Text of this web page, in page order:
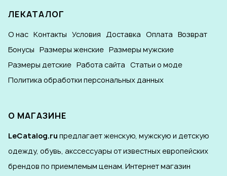
ЛЕКАТАЛОГ
О нас Контакты Условия Доставка Оплата Возврат
Бонусы Размеры женские Размеры мужские
Размеры детские Работа сайта Статьи о моде
Политика обработки персональных данных
О МАГАЗИНЕ
LeCatalog.ru предлагает женскую, мужскую и детскую
одежду, обувь, акссессуары от известных европейских
брендов по приемлемым ценам. Интернет магазин